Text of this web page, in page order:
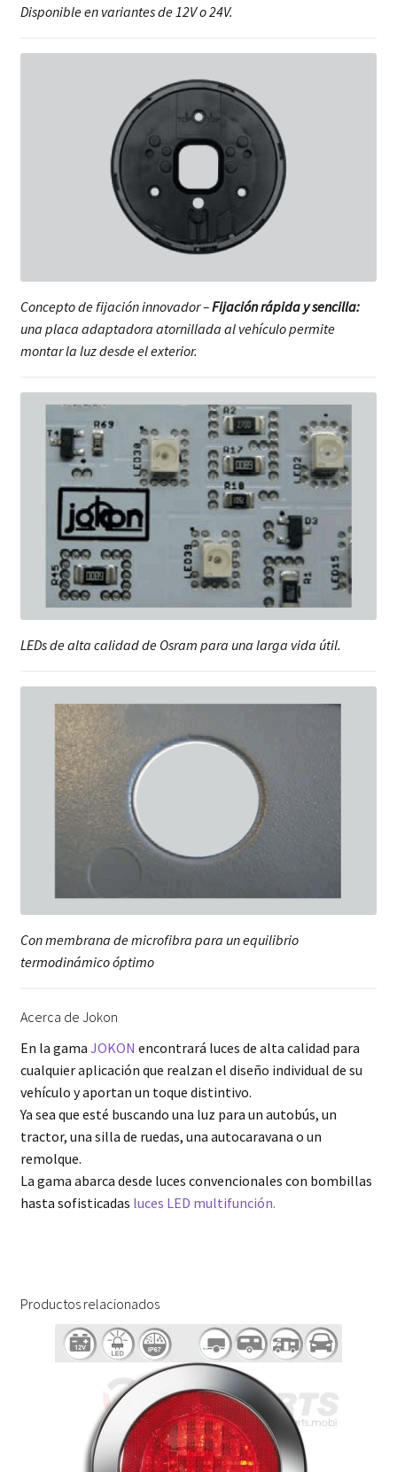
Disponible en variantes de 12V o 24V.
Concepto de fijación innovador –Fijación rápida y sencilla:
una placa adaptadora atornillada al vehículo permite
montar la luz desde el exterior.
LEDs de alta calidad de Osram para una larga vida útil.
Con membrana de microfibra para un equilibrio
termodinámico óptimo
Acerca de Jokon
En la gama JOKON encontrará luces de alta calidad para
cualquier aplicación que realzan el diseño individual de su
vehículo y aportan un toque distintivo.
Ya sea que esté buscando una luz para un autobús, un
tractor, una silla de ruedas, una autocaravana o un
remolque.
La gama abarca desde luces convencionales con bombillas
hasta sofisticadas luces LED multifunción.
Productos relacionados